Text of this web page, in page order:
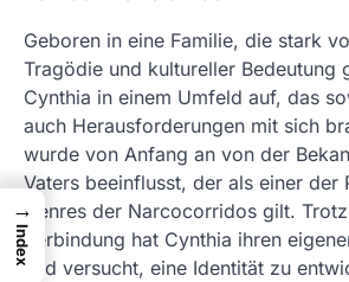
Geboren in eine Familie, die stark
Tragödie und kultureller Bedeutung
Cynthia in einem Umfeld auf, das
auch Herausforderungen mit sich
wurde von Anfang an von der
Vaters beeinflusst, der als einer der
Genres der Narcocorridos gilt.
Verbindung hat Cynthia ihren
und versucht, eine Identität zu
→
Index